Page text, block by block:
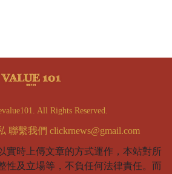
All Rights Reserved.
聯繫我們 clickrnews@gmail.com
實時上傳文章的方式運作，本站對所
性及立場等，不負任何法律責任。而